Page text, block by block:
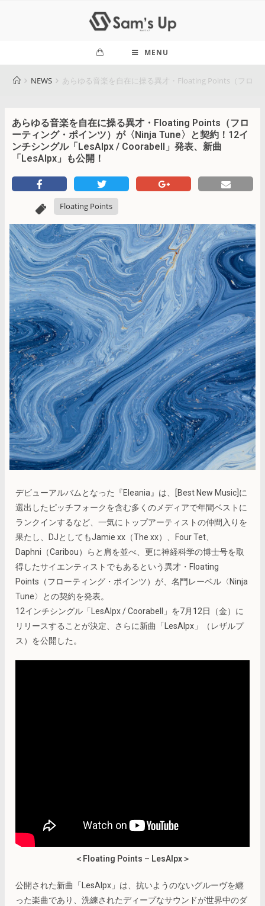
MENU
NEWS あらゆる音楽を自在に操る異才・Floating Points（フロ
あらゆる音楽を自在に操る異才・Floating Points（フロ
ーティング・ポインツ）が〈Ninja Tune〉と契約！12イ
ンチシングル「LesAlpx / Coorabell」発表、新曲
「LesAlpx」も公開！
Floating Points
デビューアルバムとなった『Eleania』は、[Best New Music]に
選出したピッチフォークを含む多くのメディアで年間ベストに
ランクインするなど、一気にトップアーティストの仲間入りを
果たし、DJとしてもJamie xx（The xx）、Four Tet、
Daphni（Caribou）らと肩を並べ、更に神経科学の博士号を取
得したサイエンティストでもあるという異才・Floating
Points（フローティング・ポインツ）が、名門レーベル〈Ninja
Tune〉との契約を発表。
12インチシングル「LesAlpx / Coorabell」を7月12日（金）に
リリースすることが決定、さらに新曲「LesAlpx」（レザルプ
ス）を公開した。
＜Floating Points – LesAlpx＞
公開された新曲「LesAlpx」は、抗いようのないグルーヴを纏
った楽曲であり、洗練されたディープなサウンドが世界中のダ